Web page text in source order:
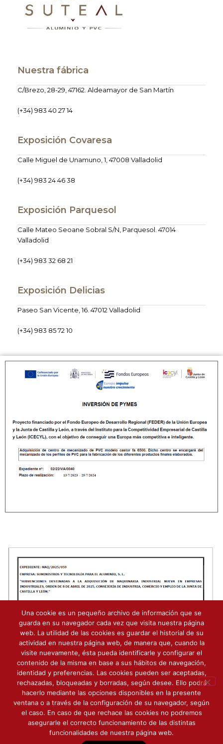
Nuestra fábrica
C/Brezo, 28-29, 47162. Aldeamayor de San Martín
(+34) 983 40 27 14
Exposición Covaresa
Calle Miguel de Unamuno, 1, 47008 Valladolid
(+34) 983 24 46 38
Exposición Parquesol
Calle Mateo Seoane Sobral S/N, Parquesol. 47014
Valladolid
(+34) 983 32 68 21
Exposición Delicias
Paseo San Vicente, 16. 47012 Valladolid
(+34) 983 85 72 10
Contacto
Todos los derechos © 2026 |Suteal |Política de
Privacidad|Aviso Legal|Política de Cookies
Utilizamos cookies para ofrecerte la mejor experiencia en
nuestra web.
Puedes aprender más sobre qué cookies utilizamos o
cambiarlas en los ajustes.
Una cookie es un pequeño archivo de información que se
guarda en su navegador cada vez que visita nuestra página
web. La utilidad de las cookies es guardar el historial de su
actividad en nuestra página web, de manera que, cuando la
visite nuevamente, ésta pueda identificarle y configurar el
contenido de la misma en base a sus hábitos de navegación,
identidad y preferencias. Las cookies pueden ser aceptadas,
rechazadas, bloqueadas y borradas, según desee. Ello podrá
hacerlo mediante las opciones disponibles en la presente
ventana o a través de la configuración de su navegador, según
el caso. En caso de que rechace las cookies no podremos
asegurarle el correcto funcionamiento de las distintas
funcionalidades de nuestra página web.